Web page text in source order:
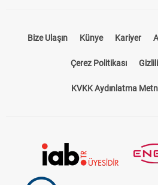
Bize Ulaşın Künye Kariyer
Çerez Politikası
KVKK Aydınlatma